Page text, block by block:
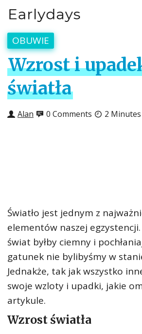
OBUWIE
Wzrost i
światła
Alan 0 Comments 2
Światło jest jednym z
elementów naszej
świat byłby ciemny i
gatunek nie bylibyśmy w
Jednakże, tak jak wszystko
swoje wzloty i upadki, jakie
artykule.
Wzrost światła